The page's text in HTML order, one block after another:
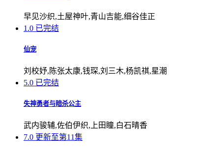
早见沙织,土屋神叶,青山吉能,细谷佳正
1.0 已完结
仙宠
刘校妤,陈张太康,钱琛,刘三木,杨凯祺,星潮
5.0 已完结
失神勇者与暗杀公主
武内骏辅,佐伯伊织,上田瞳,白石晴香
7.0 更新至第11集